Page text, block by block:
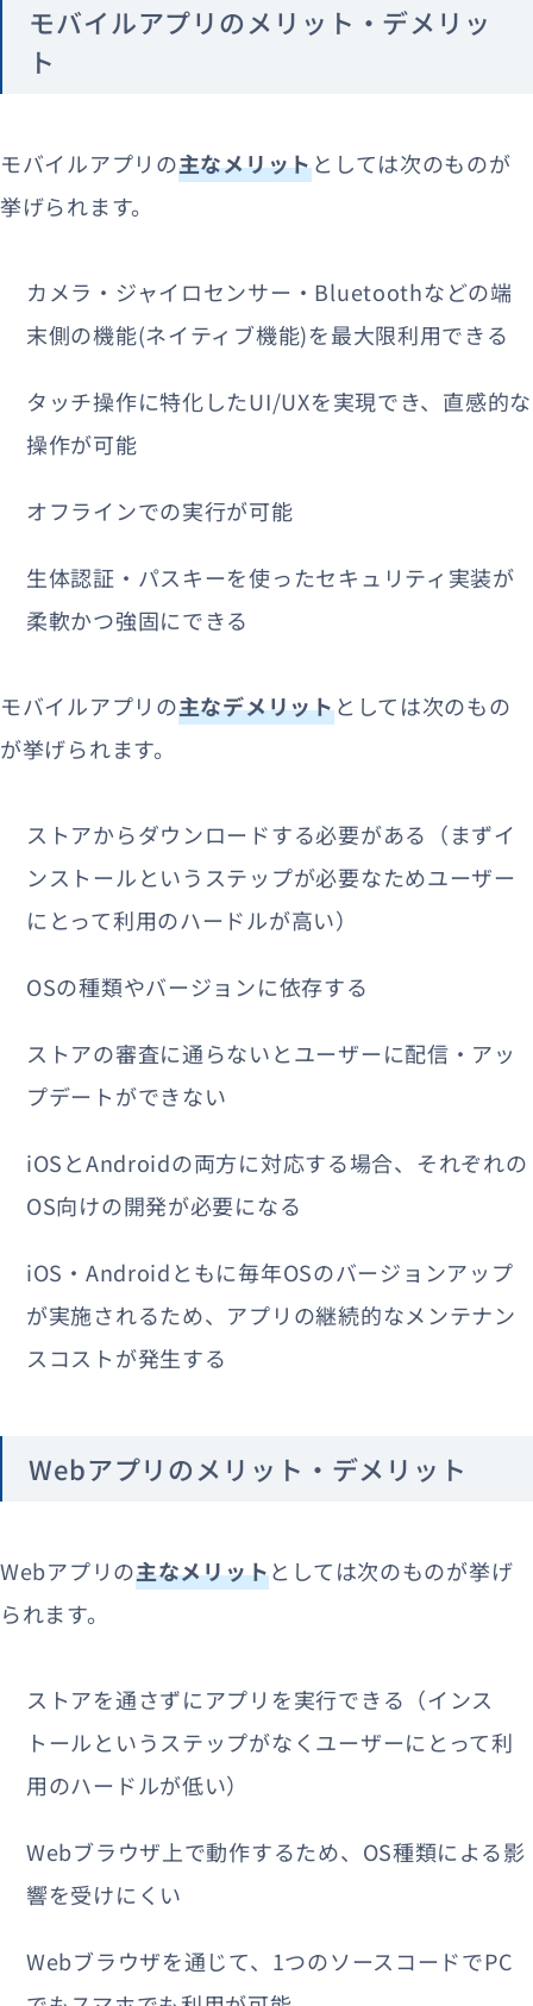
モバイルアプリのメリット・デメリッ
ト
モバイルアプリの主なメリットとしては次のものが
挙げられます。
カメラ・ジャイロセンサー・Bluetoothなどの端
末側の機能(ネイティブ機能)を最大限利用できる
タッチ操作に特化したUI/UXを実現でき、直感的な
操作が可能
オフラインでの実行が可能
生体認証・パスキーを使ったセキュリティ実装が
柔軟かつ強固にできる
モバイルアプリの主なデメリットとしては次のもの
が挙げられます。
ストアからダウンロードする必要がある（まずイ
ンストールというステップが必要なためユーザー
にとって利用のハードルが高い）
OSの種類やバージョンに依存する
ストアの審査に通らないとユーザーに配信・アッ
プデートができない
iOSとAndroidの両方に対応する場合、それぞれの
OS向けの開発が必要になる
iOS・Androidともに毎年OSのバージョンアップ
が実施されるため、アプリの継続的なメンテナン
スコストが発生する
Webアプリのメリット・デメリット
Webアプリの主なメリットとしては次のものが挙げ
られます。
ストアを通さずにアプリを実行できる（インス
トールというステップがなくユーザーにとって利
用のハードルが低い）
Webブラウザ上で動作するため、OS種類による影
響を受けにくい
Webブラウザを通じて、1つのソースコードでPC